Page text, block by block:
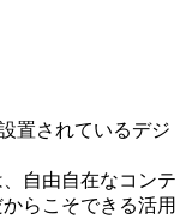
置されているデジ
自由自在なコンテ
らこそできる活用